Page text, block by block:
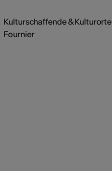
Kulturschaffende & Kulturorte
Fournier